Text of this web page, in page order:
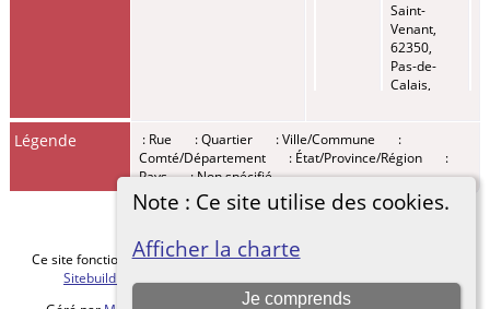
Note : Ce site utilise des cookies.
Afficher la charte
Je comprends
Saint-
Venant,
62350,
Pas-de-
Calais,
France
Enfant -
BASTIEN,
Pauline
avr 1888 -
Légende : Rue : Quartier : Ville/Commune
:
Comté/Département
: État/Province/Région
:
Pays: Non spécifié
Ce site fonctionne grace au logicielThe Next Generation of Genealogy
Sitebuilding